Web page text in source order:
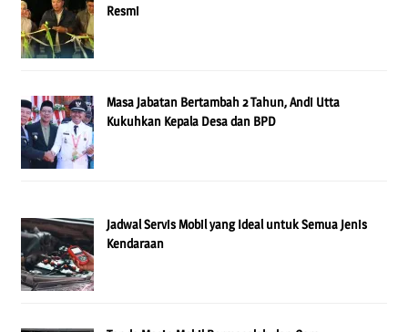
Resmi
Masa Jabatan Bertambah 2 Tahun, Andi Utta
Kukuhkan Kepala Desa dan BPD
Jadwal Servis Mobil yang Ideal untuk Semua Jenis
Kendaraan